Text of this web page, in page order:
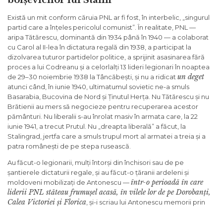
Există un mit conform căruia PNL ar fi fost, în interbelic, „singurul
partid care a înțeles pericolul comunist”. În realitate, PNL —
aripa Tătărescu, dominantă din 1934 până în 1940 — a colaborat
cu Carol al II-lea în dictatura regală din 1938, a participat la
dizolvarea tuturor partidelor politice, a sprijinit asasinarea fără
proces a lui Codreanu și a celorlalți 13 lideri legionari în noaptea
de 29–30 noiembrie 1938 la Tâncăbești, și nu a ridicat un deget
atunci când, în iunie 1940, ultimatumul sovietic ne-a smuls
Basarabia, Bucovina de Nord și Ținutul Herța. Nu Tătărescu și nu
Brătienii au mers să negocieze pentru recuperarea acestor
pământuri. Nu liberalii s-au înrolat masiv în armata care, la 22
iunie 1941, a trecut Prutul. Nu „dreapta liberală” a făcut, la
Stalingrad, jertfa care a smuls trupul mort al armatei a treia și a
patra românești de pe stepa rusească.
Au făcut-o legionarii, mulți întorși din închisori sau de pe
șantierele dictaturii regale, și au făcut-o țăranii ardeleni și
moldoveni mobilizați de Antonescu —într-o perioadă în care
liderii PNL stăteau frumușel acasă, în vilele lor de pe Dorobanți,
Calea Victoriei și Florica , și-i scriau lui Antonescu memorii prin